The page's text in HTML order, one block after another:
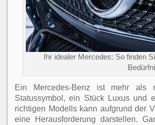
Ihr idealer Mercedes: So finden
Ein Mercedes-Benz ist mehr
Statussymbol, ein Stück Luxus und
richtigen Modells kann aufgrund der
eine Herausforderung darstellen.